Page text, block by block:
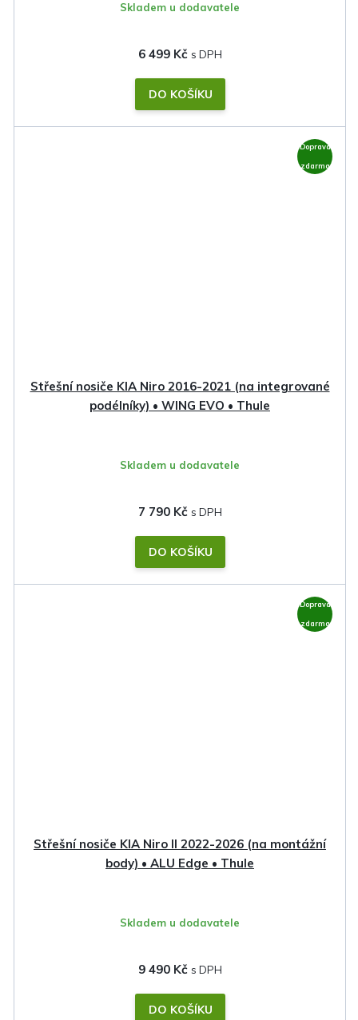
Skladem u dodavatele
6 499 Kč
DO KOŠÍKU
Doprava
zdarma
Střešní nosiče KIA Niro 2016-2021 (na integrované
podélníky) • WING EVO • Thule
Skladem u dodavatele
7 790 Kč
DO KOŠÍKU
Doprava
zdarma
Střešní nosiče KIA Niro II 2022-2026 (na montážní
body) • ALU Edge • Thule
Skladem u dodavatele
9 490 Kč
DO KOŠÍKU